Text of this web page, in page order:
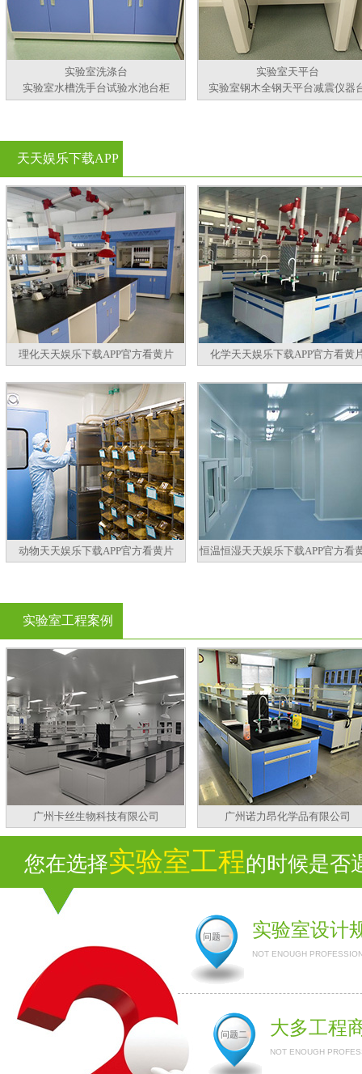
实验室洗涤台
实验室水槽洗手台试验水池台柜
实验室天平台
实验室钢木全钢天平台减震仪器
天天娱乐下载APP
官方看黄片
理化天天娱乐下载APP官方看黄片 化学天天娱乐下载APP官方看黄
动物天天娱乐下载APP官方看黄片 恒温恒湿天天娱乐下载APP官方看
实验室工程案例
广州卡丝生物科技有限公司 广州诺力昂化学品有限公司
您在选择实验室工程的时候是否
问题一 实验室设计
NOT ENOUGH
问题二 大多工程
NOT ENOUGH